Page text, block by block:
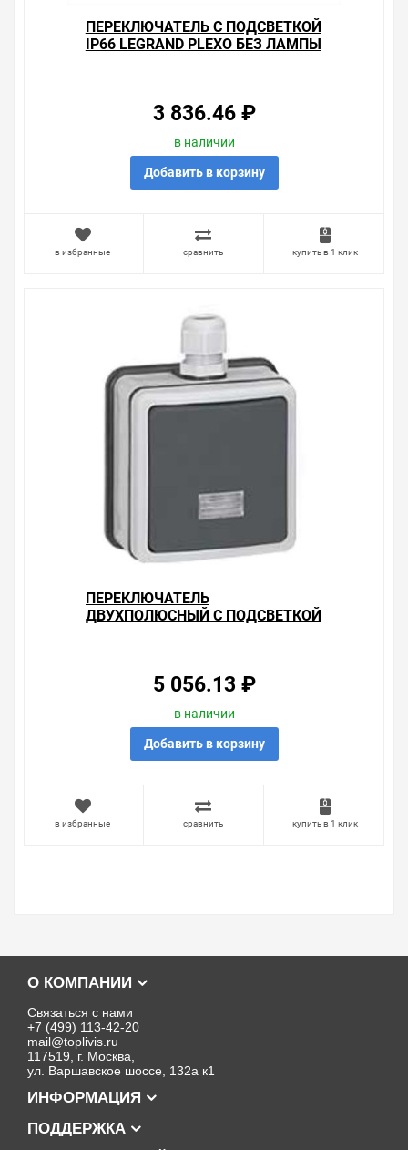
ПЕРЕКЛЮЧАТЕЛЬ С ПОДСВЕТКОЙ
IP66 LEGRAND PLEXO БЕЗ ЛАМПЫ
3 836.46 ₽
в наличии
Добавить в корзину
в избранные сравнить купить в 1 клик
ПЕРЕКЛЮЧАТЕЛЬ
ДВУХПОЛЮСНЫЙ С ПОДСВЕТКОЙ
5 056.13 ₽
в наличии
Добавить в корзину
в избранные сравнить купить в 1 клик
О КОМПАНИИ
Связаться с нами
+7 (499) 113-42-20
mail@toplivis.ru
117519, г. Москва,
ул. Варшавское шоссе, 132а к1
ИНФОРМАЦИЯ
ПОДДЕРЖКА